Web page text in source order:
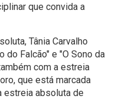
que convida a
Tânia Carvalho
Falcão" e "O Sono da
com a estreia
que está marcada
estreia absoluta de